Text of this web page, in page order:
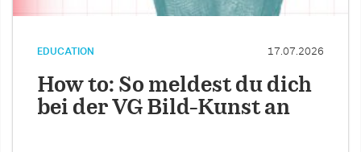
EDUCATION 17.07.2026
How to: So meldest du dich
bei der VG Bild-Kunst an